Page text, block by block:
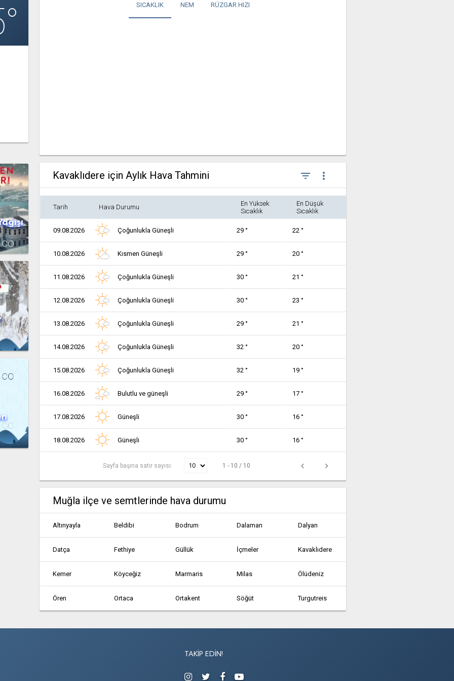
SICAKLIK NEM RÜZGAR HIZI
Kavaklıdere için Aylık Hava Tahmini filter_list more_vert
Tarih Hava Durumu
En Yüksek
Sıcaklık
En Düşük
Sıcaklık
09.08.2026 Çoğunlukla Güneşli 29 ° 22 °
10.08.2026 Kısmen Güneşli 29 ° 20 °
11.08.2026 Çoğunlukla Güneşli 30 ° 21 °
12.08.2026 Çoğunlukla Güneşli 30 ° 23 °
13.08.2026 Çoğunlukla Güneşli 29 ° 21 °
14.08.2026 Çoğunlukla Güneşli 32 ° 20 °
15.08.2026 Çoğunlukla Güneşli 32 ° 19 °
16.08.2026 Bulutlu ve güneşli 29 ° 17 °
17.08.2026 Güneşli 30 ° 16 °
18.08.2026 Güneşli 30 ° 16 °
Sayfa başına satır sayısı: 1 - 10 / 10
Muğla ilçe ve semtlerinde hava durumu
Altınyayla Beldibi Bodrum Dalaman Dalyan
Datça Fethiye Güllük İçmeler Kavaklıdere
Kemer Köyceğiz Marmaris Milas Ölüdeniz
Ören Ortaca Ortakent Söğüt Turgutreis
TAKIP EDIN!